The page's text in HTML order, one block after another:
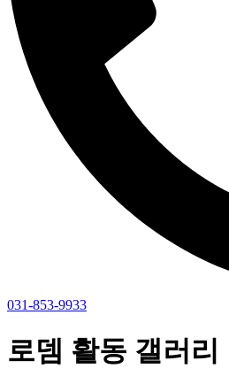
031-853-9933
로뎀 활동 갤러리